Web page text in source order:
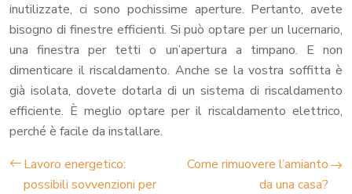
inutilizzate, ci sono pochissime aperture. Pertanto, avete
bisogno di finestre efficienti. Si può optare per un lucernario,
una finestra per tetti o un’apertura a timpano. E non
dimenticare il riscaldamento. Anche se la vostra soffitta è
già isolata, dovete dotarla di un sistema di riscaldamento
efficiente. È meglio optare per il riscaldamento elettrico,
perché è facile da installare.
Lavoro energetico:
possibili sovvenzioni per
Come rimuovere l’amianto
da una casa?